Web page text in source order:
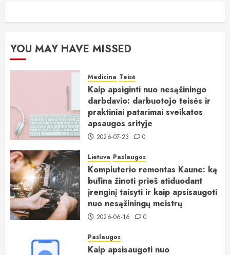
YOU MAY HAVE MISSED
Medicina Teisė
Kaip apsiginti nuo nesąžiningo
darbdavio: darbuotojo teisės ir
praktiniai patarimai sveikatos
apsaugos srityje
2026-07-23 0
Lietuva Paslaugos
Kompiuterio remontas Kaune: ką
būtina žinoti prieš atiduodant
įrenginį taisyti ir kaip apsisaugoti
nuo nesąžiningų meistrų
2026-06-16 0
Paslaugos
Kaip apsisaugoti nuo